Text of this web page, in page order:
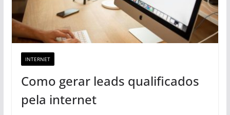
INTERNET
Como gerar leads qualificados
pela internet